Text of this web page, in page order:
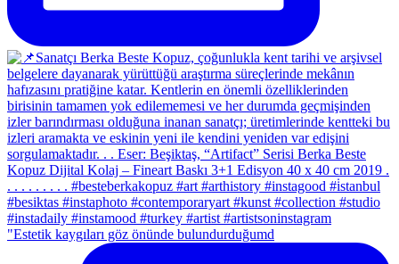
"Estetik kaygıları göz önünde bulundurduğumd